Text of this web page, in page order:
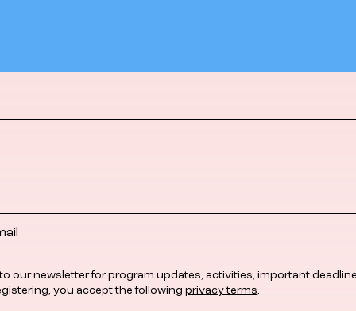
our newsletter for program updates, activities, important
you accept the followingprivacy terms